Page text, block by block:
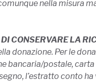
nella misura
CONSERVARE LA
donazione. Per le
bancaria/postale, carta
l’estratto conto